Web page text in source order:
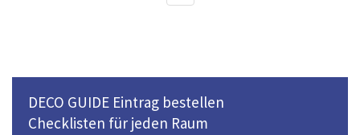
DECO GUIDE Eintrag bestellen
Checklisten für jeden Raum